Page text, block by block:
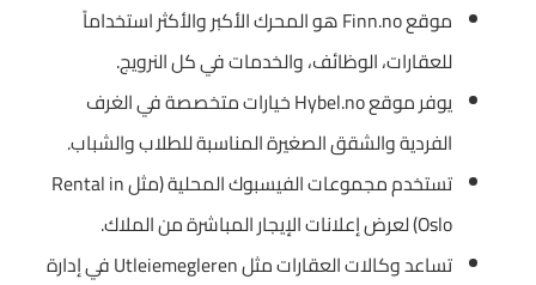
موقع Finn.no هو المحرك الأكبر والأكثر استخداماً
للعقارات، الوظائف، والخدمات في كل النرويج.
يوفر موقع Hybel.no خيارات متخصصة في الغرف
الفردية والشقق الصغيرة المناسبة للطلاب والشباب.
تستخدم مجموعات الفيسبوك المحلية (مثل Rental in
Oslo) لعرض إعلانات الإيجار المباشرة من الملاك.
تساعد وكالات العقارات مثل Utleiemegleren في إدارة